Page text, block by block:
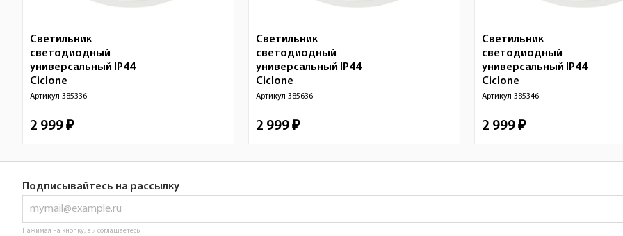
Светильник
светодиодный
универсальный IP44
Ciclone
Артикул 385336
2 999 ₽
Светильник
светодиодный
универсальный IP44
Ciclone
Артикул 385636
2 999 ₽
Светильник
светодиодный
универсальный IP44
Ciclone
Артикул 385346
2 999 ₽
Подписывайтесь на рассылку
Нажимая на кнопку, вы соглашаетесь